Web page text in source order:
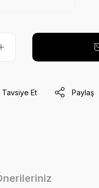
Tavsiye Et Paylaş